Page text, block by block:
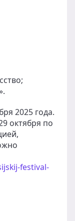
2025 года.
октября по
festival-